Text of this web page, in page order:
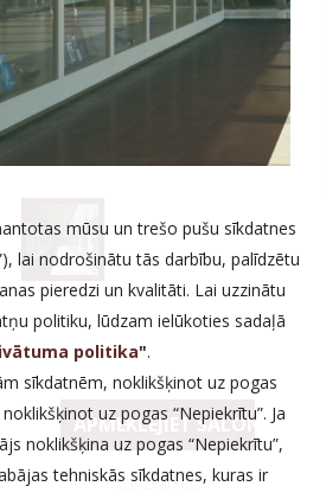
APMEKLĒJIET SALONU
vai zvaniet:
mūsu un trešo pušu sīkdatnes
lai nodrošinātu tās darbību, palīdzētu
pieredzi un kvalitāti. Lai uzzinātu
politiku, lūdzam ielūkoties sadaļā
politika".
sīkdatnēm, noklikšķinot uz pogas
uz pogas “Nepiekrītu”. Ja
noklikšķina uz pogas “Nepiekrītu”,
tehniskās sīkdatnes, kuras ir